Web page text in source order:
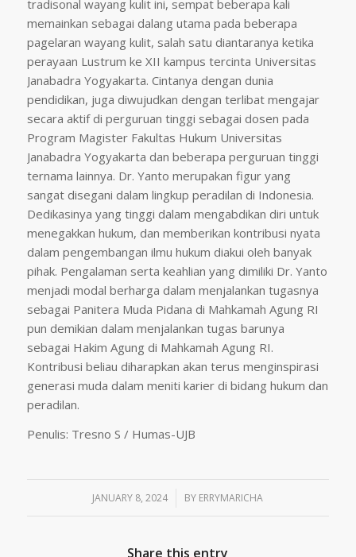
tradisonal wayang kulit ini, sempat beberapa kali
memainkan sebagai dalang utama pada beberapa
pagelaran wayang kulit, salah satu diantaranya ketika
perayaan Lustrum ke XII kampus tercinta Universitas
Janabadra Yogyakarta. Cintanya dengan dunia
pendidikan, juga diwujudkan dengan terlibat mengajar
secara aktif di perguruan tinggi sebagai dosen pada
Program Magister Fakultas Hukum Universitas
Janabadra Yogyakarta dan beberapa perguruan tinggi
ternama lainnya. Dr. Yanto merupakan figur yang
sangat disegani dalam lingkup peradilan di Indonesia.
Dedikasinya yang tinggi dalam mengabdikan diri untuk
menegakkan hukum, dan memberikan kontribusi nyata
dalam pengembangan ilmu hukum diakui oleh banyak
pihak. Pengalaman serta keahlian yang dimiliki Dr. Yanto
menjadi modal berharga dalam menjalankan tugasnya
sebagai Panitera Muda Pidana di Mahkamah Agung RI
pun demikian dalam menjalankan tugas barunya
sebagai Hakim Agung di Mahkamah Agung RI.
Kontribusi beliau diharapkan akan terus menginspirasi
generasi muda dalam meniti karier di bidang hukum dan
peradilan.
Penulis: Tresno S / Humas-UJB
JANUARY 8, 2024
/ BY ERRYMARICHA
Share this entry